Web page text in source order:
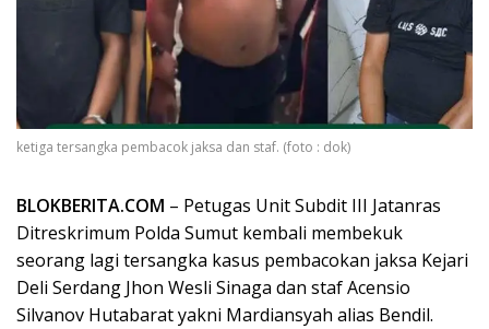
ketiga tersangka pembacok jaksa dan staf. (foto : dok)
BLOKBERITA.COM – Petugas Unit Subdit III Jatanras
Ditreskrimum Polda Sumut kembali membekuk
seorang lagi tersangka kasus pembacokan jaksa Kejari
Deli Serdang Jhon Wesli Sinaga dan staf Acensio
Silvanov Hutabarat yakni Mardiansyah alias Bendil.